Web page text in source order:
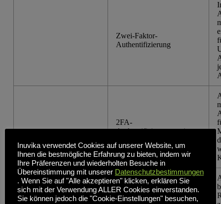
Zwei-Faktor-
Authentifizierung
2FA-
Authentifizierungsoptionen
Inuvika verwendet Cookies auf unserer Website, um
Ihnen die bestmögliche Erfahrung zu bieten, indem wir
Ihre Präferenzen und wiederholten Besuche in
Übereinstimmung mit unserer Datenschutzbestimmungen
. Wenn Sie auf "Alle akzeptieren" klicken, erklären Sie
sich mit der Verwendung ALLER Cookies einverstanden.
Sie können jedoch die "Cookie-Einstellungen" besuchen,